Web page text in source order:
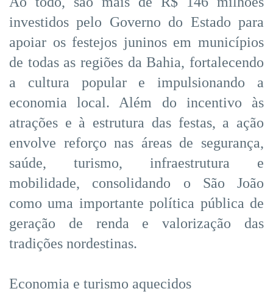
investidos pelo Governo do Estado para
apoiar os festejos juninos em municípios
de todas as regiões da Bahia, fortalecendo
a cultura popular e impulsionando a
economia local. Além do incentivo às
atrações e à estrutura das festas, a ação
envolve reforço nas áreas de segurança,
saúde, turismo, infraestrutura e
mobilidade, consolidando o São João
como uma importante política pública de
geração de renda e valorização das
tradições nordestinas.
Economia e turismo aquecidos